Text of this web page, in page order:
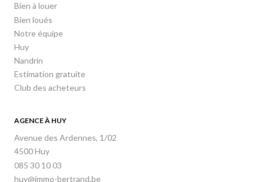
Bien à louer
Bien loués
Notre équipe
Huy
Nandrin
Estimation gratuite
Club des acheteurs
AGENCE À HUY
Avenue des Ardennes, 1/02
4500 Huy
085 30 10 03
huy@immo-bertrand.be